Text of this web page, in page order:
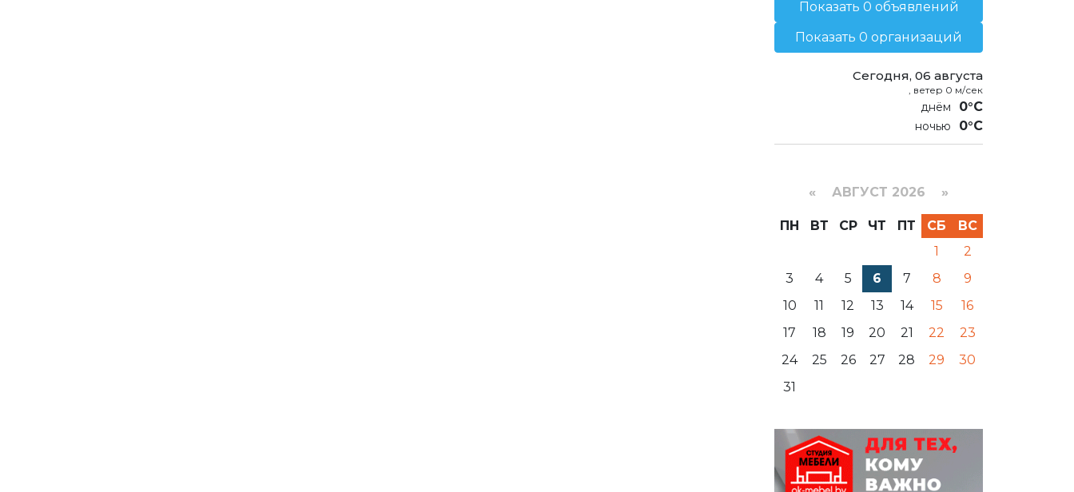
Показать 0 объявлений
Показать 0 организаций
Сегодня, 06 августа
, ветер 0 м/сек
0°C
0°C
« АВГУСТ 2026 »
ПН ВТ СР ЧТ ПТ СБ
ВС
1
2
3
4 5 6 7 8
9
10
11 12 13 14 15
16
17
18 19 20 21 22
23
24
25 26 27 28 29
30
31